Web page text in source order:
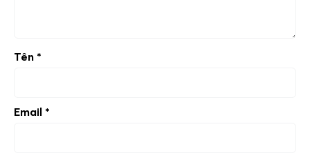
Tên *
Email *